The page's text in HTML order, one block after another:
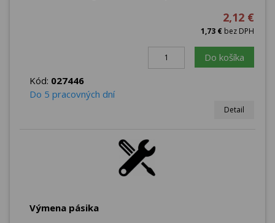
2,12 €
1,73 € bez DPH
Do košíka
Kód: 027446
Do 5 pracovných dní
Detail
Výmena pásika